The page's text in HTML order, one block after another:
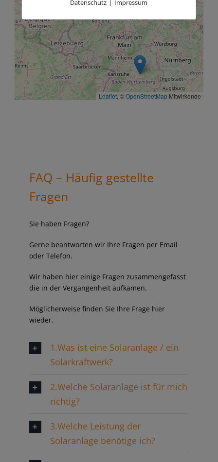
Leaflet , ©OpenStreetMap Mitwirkende
FAQ – Häufig gestellte
Fragen
Sie haben Fragen?
Gerne beantworten wir Ihre Fragen per Email
oder Telefon.
Wir haben hier einige Fragen zusammengefasst
die in der Vergangenheit aufkamen.
Möglicherweise finden Sie Ihre Frage hier
wieder.
1.Was ist eine Solaranlage / ein
Solarkraftwerk?
2.Welche Solaranlage ist für mich
richtig?
3.Welche Leistung der
Solaranlage benötige ich?
Datenschutz | Impressum